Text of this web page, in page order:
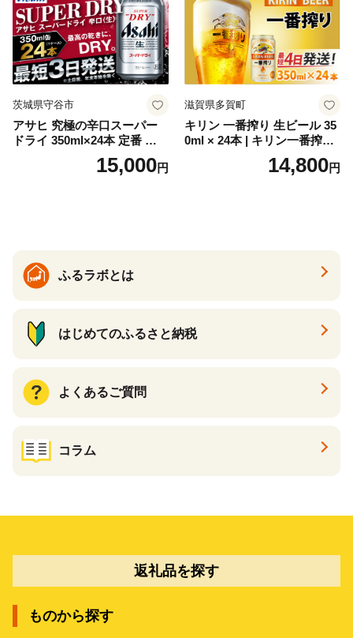
ク ソーダ ジントニック 】
茨城県守谷市
アサヒ 究極の辛口スーパー
ドライ 350ml×24本 定番 ビー
ル 缶ビール 酒 お酒 アルコー
15,000円
滋賀県多賀町
キリン 一番搾り 生ビール 35
0ml × 24本 | キリン一番搾り
キリンビール 一番搾り ビー
ル 24缶 きりんいちばんしぼ
14,800円
ふるラボとは
はじめてのふるさと納税
よくあるご質問
コラム
返礼品を探す
ものから探す